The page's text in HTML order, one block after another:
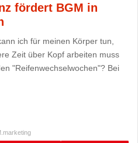
fördert BGM in
ich für meinen Körper tun,
Zeit über Kopf arbeiten muss
"Reifenwechselwochen"? Bei